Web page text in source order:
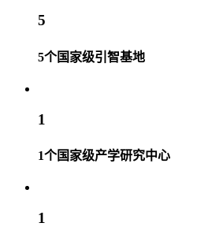
5
5个国家级引智基地
1
1个国家级产学研究中心
1